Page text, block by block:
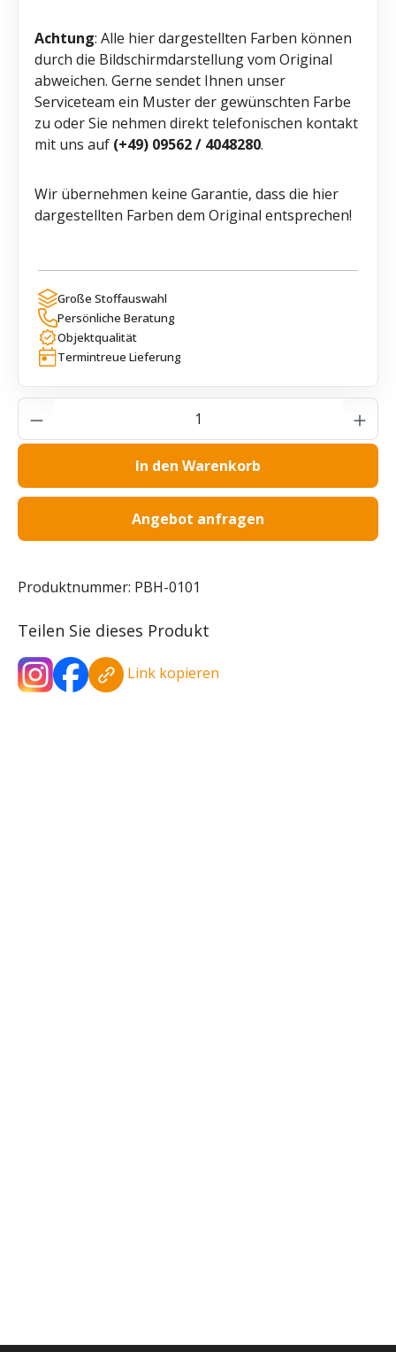
Achtung: Alle hier dargestellten Farben können
durch die Bildschirmdarstellung vom Original
abweichen. Gerne sendet Ihnen unser
Serviceteam ein Muster der gewünschten Farbe
zu oder Sie nehmen direkt telefonischen kontakt
mit uns auf (+49) 09562 / 4048280.
Wir übernehmen keine Garantie, dass die hier
dargestellten Farben dem Original entsprechen!
Große Stoffauswahl
Persönliche Beratung
Objektqualität
Termintreue Lieferung
Produkt Anzahl: Gib den gewünschten
In den Warenkorb
Angebot anfragen
Produktnummer: PBH-0101
Teilen Sie dieses Produkt
Link kopieren